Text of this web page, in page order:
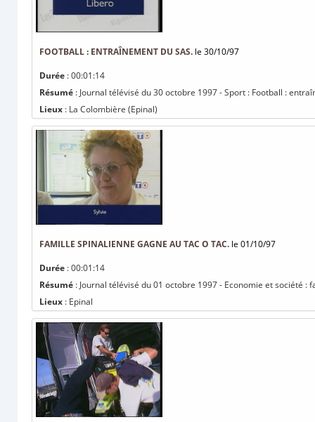
FOOTBALL : ENTRAÎNEMENT DU SAS. le 30/10/97
Durée : 00:01:14
Résumé : Journal télévisé du 30 octobre 1997 - Sport : Football :
Lieux : La Colombière (Epinal)
FAMILLE SPINALIENNE GAGNE AU TAC O TAC. le 01/10/97
Durée : 00:01:14
Résumé : Journal télévisé du 01 octobre 1997 - Economie et société :
Lieux : Epinal